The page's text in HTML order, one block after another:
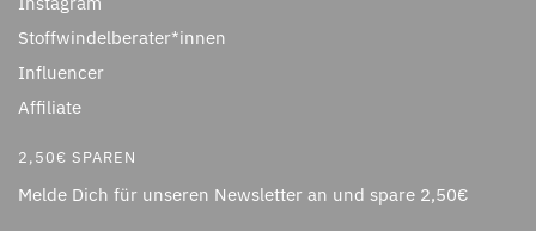
Stoffwindelberater*innen
Influencer
Affiliate
2,50€ SPAREN
Melde Dich für unseren Newsletter an und spare 2,50€